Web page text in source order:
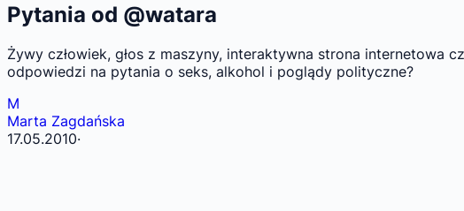
Pytania od @watara
Żywy człowiek, głos z maszyny, interaktywna strona internetowa
odpowiedzi na pytania o seks, alkohol i poglądy polityczne?
M
Marta Zagdańska
17.05.2010·